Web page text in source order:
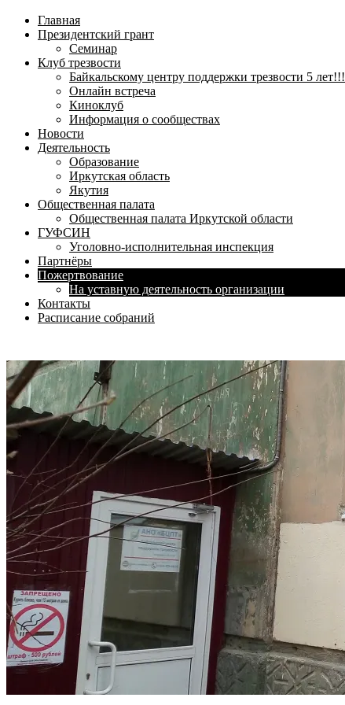
меню
Главная
Президентский грант
Семинар
Клуб трезвости
Байкальскому центру поддержки трезвости 5 лет!!!
Онлайн встреча
Киноклуб
Информация о сообществах
Новости
Деятельность
Образование
Иркутская область
Якутия
Общественная палата
Общественная палата Иркутской области
ГУФСИН
Уголовно-исполнительная инспекция
Партнёры
Пожертвование
На уставную деятельность организации
Контакты
Расписание собраний